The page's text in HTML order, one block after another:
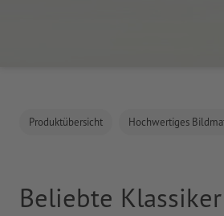
Produktübersicht Hochwertiges
Beliebte